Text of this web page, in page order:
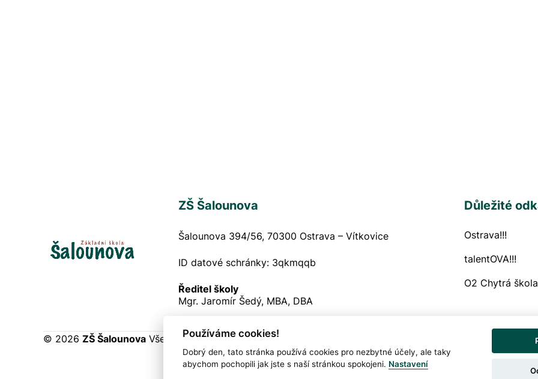
ZŠ Šalounova
Šalounova 394/56, 70300 Ostrava – Vítkovice
ID datové schránky: 3qkmqqb
Ředitel školy
Mgr. Jaromír Šedý, MBA, DBA
Důležité
Ostrava!!!
talentOVA!!!
O2 Chytrá škola
© 2026 ZŠ Šalounova Všechna práva vyhrazena Prohlášení o
Používáme cookies!
Dobrý den, tato stránka používá cookies pro nezbytné účely, ale taky
abychom pochopili jak jste s naší stránkou spokojeni. Nastavení